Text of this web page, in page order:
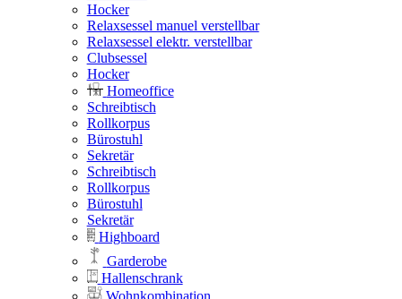
Hocker
Relaxsessel manuel verstellbar
Relaxsessel elektr. verstellbar
Clubsessel
Hocker
Homeoffice
Schreibtisch
Rollkorpus
Bürostuhl
Sekretär
Schreibtisch
Rollkorpus
Bürostuhl
Sekretär
Highboard
Garderobe
Hallenschrank
Wohnkombination